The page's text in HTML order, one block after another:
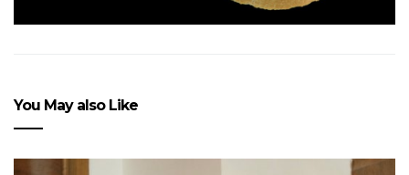
You May also Like